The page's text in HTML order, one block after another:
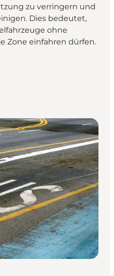
zu verringern und
Dies bedeutet,
ohne
Zone einfahren dürfen.